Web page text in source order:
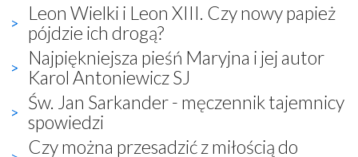
Leon Wielki i Leon XIII. Czy nowy papież
pójdzie ich drogą?
Najpiękniejsza pieśń Maryjna i jej autor
Karol Antoniewicz SJ
Św. Jan Sarkander - męczennik tajemnicy
spowiedzi
Czy można przesadzić z miłością do